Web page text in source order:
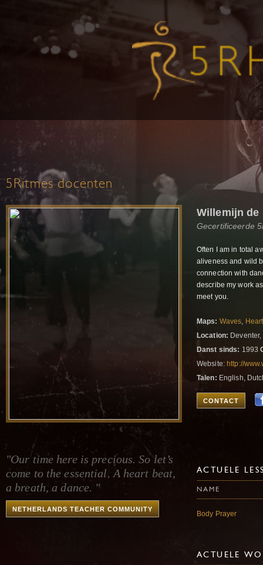
5Ritmes docenten
"Our time here is precious. So let’s
come to the essential. A heart beat,
a breath, a dance. "
NETHERLANDS TEACHER COMMUNITY
Willemijn de
Gecertificeerde
Often I am in total
aliveness and wild
connection with
describe my work
meet you.
Maps: Waves,
Location:
Danst sinds: 1993
Website: http://
Talen: English,
CONTACT
ACTUELE
NAME
Body Prayer
ACTUELE